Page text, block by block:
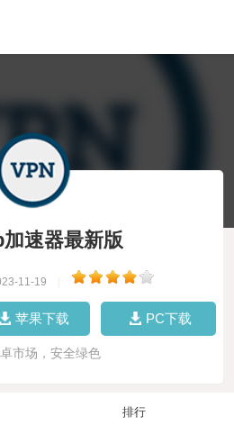
速器最新版
11-19
苹果下载 PC下载
市场，安全绿色
排行